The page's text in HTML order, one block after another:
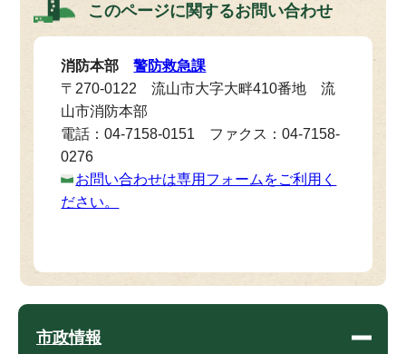
このページに関するお問い合わせ
消防本部警防救急課
〒270-0122 流山市大字大畔410番地 流
山市消防本部
電話：04-7158-0151 ファクス：04-7158-
0276
お問い合わせは専用フォームをご利用く
ださい。
市政情報